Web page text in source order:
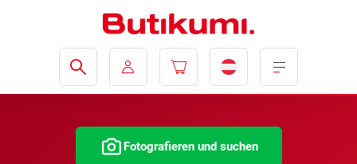
Fotografieren und suchen